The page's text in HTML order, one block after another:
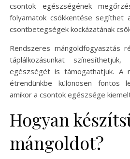
csontok egészségének
folyamatok csökkentése segíthet
csontbetegségek kockázatának
Rendszeres mángoldfogyasztás
táplálkozásunkat
egészségét is támogathatjuk. A
étrendünkbe különösen fontos
amikor a csontok egészsége
Hogyan
mángoldot?